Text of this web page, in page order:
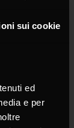
sui cookie
ed
e per